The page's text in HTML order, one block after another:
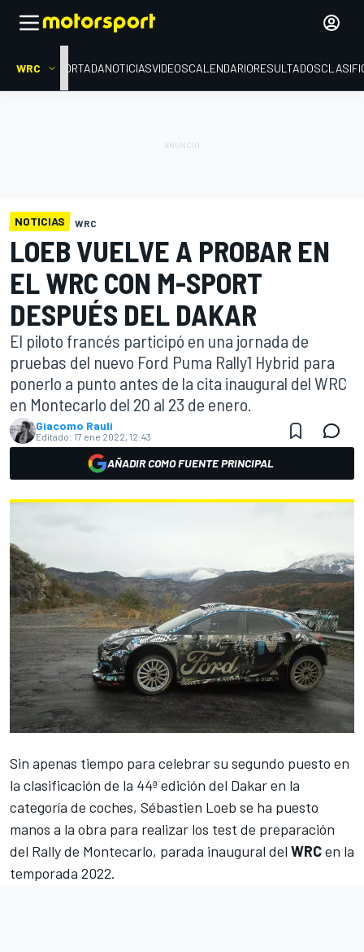
WRC PORTADANOTICIASVIDEOSCALENDARIORESULTADOS
NOTICIAS WRC
LOEB VUELVE A PROBAR EN
EL WRC CON M-SPORT
DESPUÉS DEL DAKAR
El piloto francés participó en una jornada de
pruebas del nuevo Ford Puma Rally1 Hybrid para
ponerlo a punto antes de la cita inaugural del WRC
en Montecarlo del 20 al 23 de enero.
Giacomo Rauli
Editado: 17 ene 2022, 12:43
AÑADIR COMO FUENTE PRINCIPAL
Sin apenas tiempo para celebrar su segundo puesto en
la clasificación de la 44ª edición del Dakar en la
categoría de coches, Sébastien Loeb se ha puesto
manos a la obra para realizar los test de preparación
del Rally de Montecarlo, parada inaugural del WRCen la
temporada 2022.